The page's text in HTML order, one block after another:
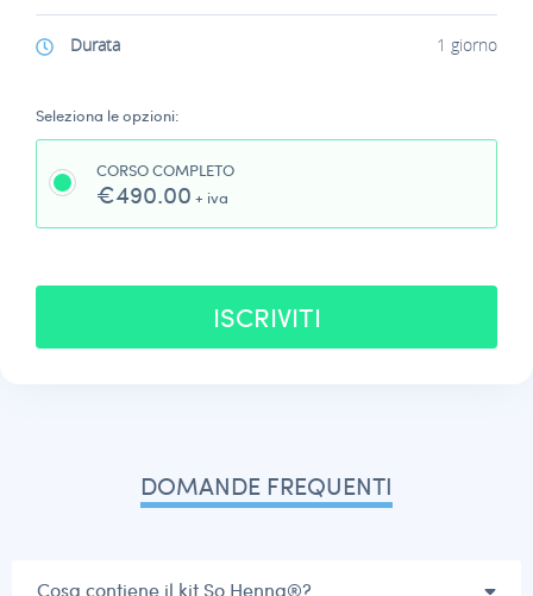
Durata 1 giorno
Seleziona le opzioni:
CORSO COMPLETO
€490.00 + iva
ISCRIVITI
DOMANDE FREQUENTI
Cosa contiene il kit So Henna®?